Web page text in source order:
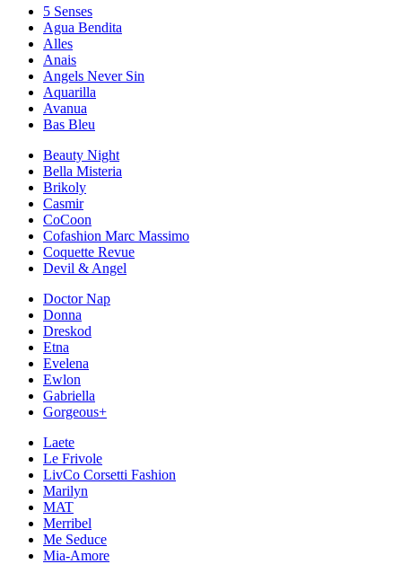
5 Senses
Agua Bendita
Alles
Anais
Angels Never Sin
Aquarilla
Avanua
Bas Bleu
Beauty Night
Bella Misteria
Brikoly
Casmir
CoCoon
Cofashion Marc Massimo
Coquette Revue
Devil & Angel
Doctor Nap
Donna
Dreskod
Etna
Evelena
Ewlon
Gabriella
Gorgeous+
Laete
Le Frivole
LivCo Corsetti Fashion
Marilyn
MAT
Merribel
Me Seduce
Mia-Amore